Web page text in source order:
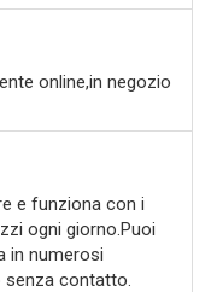
online,in negozio
e funziona con i
ogni giorno.Puoi
in numerosi
senza contatto.